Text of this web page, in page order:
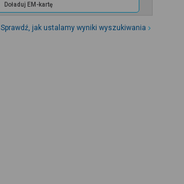
Doładuj EM-kartę
Sprawdź, jak ustalamy wyniki wyszukiwania